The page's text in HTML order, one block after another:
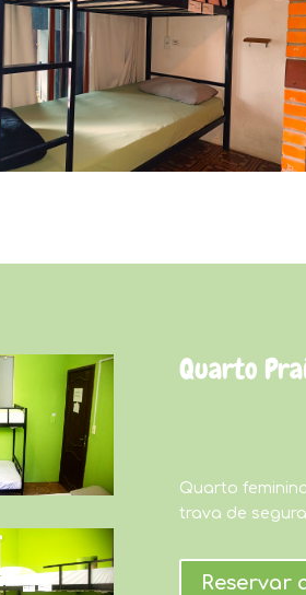
Quarto
Quarto
trava de
Reservar